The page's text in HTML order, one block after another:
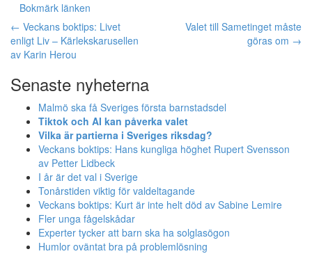
Bokmärk länken
Inläggsnavigation
← Veckans boktips: Livet
enligt Liv – Kärlekskarusellen
av Karin Herou
Valet till Sametinget måste
göras om →
Senaste nyheterna
Malmö ska få Sveriges första barnstadsdel
Tiktok och AI kan påverka valet
Vilka är partierna i Sveriges riksdag?
Veckans boktips: Hans kungliga höghet Rupert Svensson
av Petter Lidbeck
I år är det val i Sverige
Tonårstiden viktig för valdeltagande
Veckans boktips: Kurt är inte helt död av Sabine Lemire
Fler unga fågelskådar
Experter tycker att barn ska ha solglasögon
Humlor oväntat bra på problemlösning